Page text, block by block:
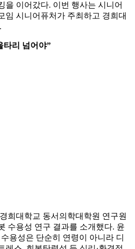
을 이어갔다. 이번 행사는 시니어
임 시니어퓨처가 주최하고 경희대
타리 넘어야”
희대학교 동서의학대학원 연구원
수용성 연구 결과를 소개했다. 윤
용성은 단순히 연령이 아니라 디